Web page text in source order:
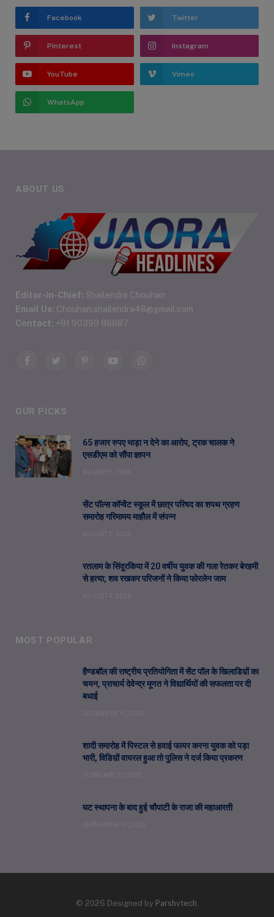
Facebook Twitter
Pinterest Instagram
YouTube Vimeo
WhatsApp
ABOUT US
Editor-in-Chief: Shailendra Chouhan
Email Us: Chouhan.shailendra48@gmail.com
Contact: +91 90399 86687
FacebookTwitterPinterestYouTubeWhatsApp
OUR PICKS
65 हजार रुपए भाड़ा न देने का आरोप, ट्रक चालक ने
एसडीएम को सौंपा ज्ञापन
सेंट पॉल्स कॉन्वेंट स्कूल में छात्र परिषद का शपथ ग्रहण
समारोह गरिमामय माहौल में संपन्न
रतलाम के सिंदूरकिया में 20 वर्षीय युवक की गला रेतकर बेरहमी
से हत्या; शव रखकर परिजनों ने किया फोरलेन जाम
MOST POPULAR
हैण्डबॉल की राष्ट्रीय प्रतियोगिता में सेंट पॉल के खिलाडिय़ों का
चयन, प्राचार्य देवेन्द्र मूणत ने विद्यार्थियों की सफलता पर दी
बधाई
शादी समारोह में पिस्टल से हवाई फायर करना युवक को पड़ा
भारी, विडिय़ों वायरल हुआ तो पुलिस ने दर्ज किया प्रकरण
घट स्थापना के बाद हुई चौपाटी के राजा की महाआरती
© 2026 Designed by Parshvtech.